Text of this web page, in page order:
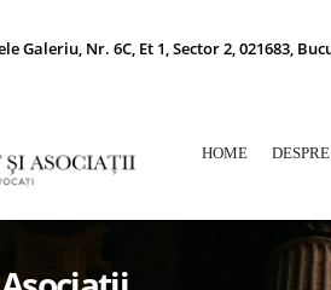
Galeriu, Nr. 6C, Et 1, Sector 2, 021683,
HOME